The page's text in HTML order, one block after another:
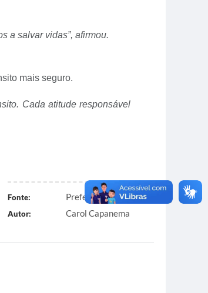
a salvar vidas”, afirmou.
mais seguro.
Cada atitude responsável
Fonte: Prefeitura de Paracatu
Autor: Carol Capanema